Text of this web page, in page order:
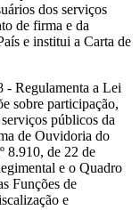
dos serviços
de firma e da
e institui a Carta de
- Regulamenta a Lei
sobre participação,
públicos da
de Ouvidoria do
8.910, de 22 de
e o Quadro
Funções de
e